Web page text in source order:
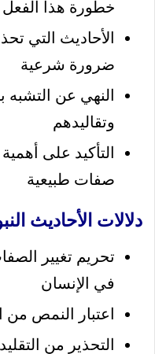
خطورة هذا الفعل
الأحاديث التي
ضرورة شرعية
النهي عن التشبه
وتقاليدهم
التأكيد على
صفات طبيعية
دلالات الأحاديث
تحريم تغيير
في الإنسان
اعتبار النمص من
التحذير من